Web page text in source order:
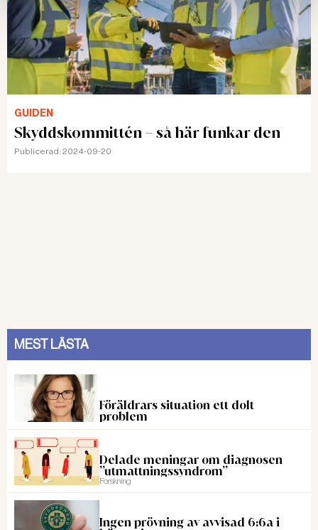
GUIDEN
Skyddskommittén – så här funkar den
Publicerad: 2024-09-20
MEST LÄSTA
Föräldrars situation ett dolt
problem
Delade meningar om diagnosen
”utmattningssyndrom”
Forskning
Ingen prövning av avvisad 6:6a i